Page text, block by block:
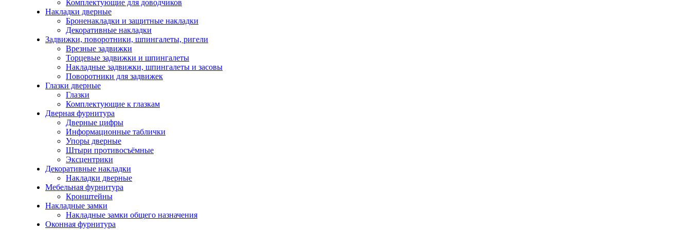
Комплектующие для доводчиков
Накладки дверные
Броненакладки и защитные накладки
Декоративные накладки
Задвижки, поворотники, шпингалеты, ригели
Врезные задвижки
Торцевые задвижки и шпингалеты
Накладные задвижки, шпингалеты и засовы
Поворотники для задвижек
Глазки дверные
Глазки
Комплектующие к глазкам
Дверная фурнитура
Дверные цифры
Информационные таблички
Упоры дверные
Штыри противосъёмные
Эксцентрики
Декоративные накладки
Накладки дверные
Мебельная фурнитура
Кронштейны
Накладные замки
Накладные замки общего назначения
Оконная фурнитура